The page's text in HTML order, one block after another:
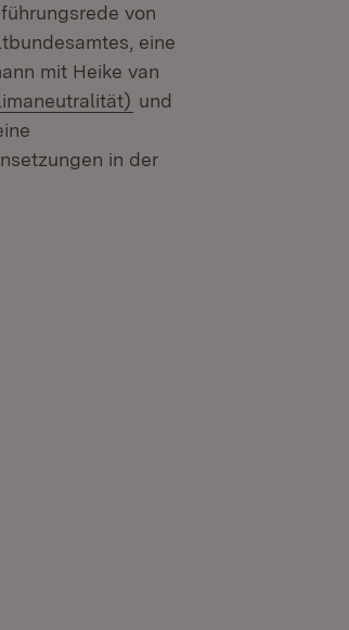
von
eine
mit Heike van
(Öffnet in neuem Fenster)
und
in der